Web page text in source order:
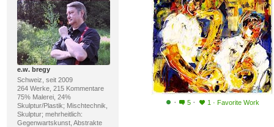
e.w. bregy
Schweiz, seit 2009
264 Werke, 215 Kommentare
75% Malerei, 24%
Skulptur/Plastik; Mischtechnik,
Skulptur; mehrheitlich:
Gegenwartskunst, Abstrakte
· 5 · 1 · Favorite Work